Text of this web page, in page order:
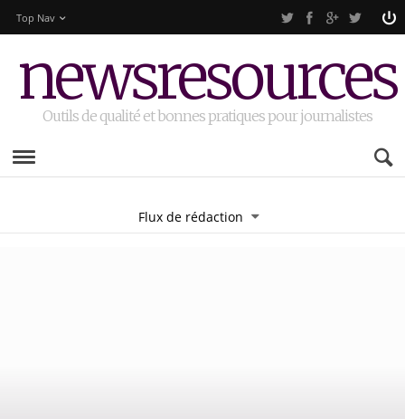
Top Nav
newsresources
Outils de qualité et bonnes pratiques pour journalistes
Flux de rédaction